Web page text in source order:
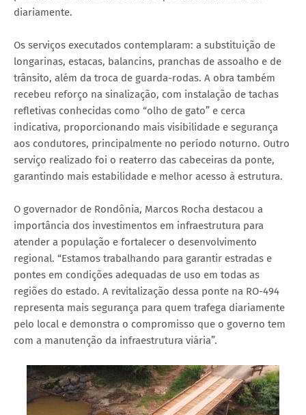
diariamente.
Os serviços executados contemplaram: a substituição de
longarinas, estacas, balancins, pranchas de assoalho e de
trânsito, além da troca de guarda-rodas. A obra também
recebeu reforço na sinalização, com instalação de tachas
refletivas conhecidas como “olho de gato” e cerca
indicativa, proporcionando mais visibilidade e segurança
aos condutores, principalmente no período noturno. Outro
serviço realizado foi o reaterro das cabeceiras da ponte,
garantindo mais estabilidade e melhor acesso à estrutura.
O governador de Rondônia, Marcos Rocha destacou a
importância dos investimentos em infraestrutura para
atender a população e fortalecer o desenvolvimento
regional. “Estamos trabalhando para garantir estradas e
pontes em condições adequadas de uso em todas as
regiões do estado. A revitalização dessa ponte na RO-494
representa mais segurança para quem trafega diariamente
pelo local e demonstra o compromisso que o governo tem
com a manutenção da infraestrutura viária”.